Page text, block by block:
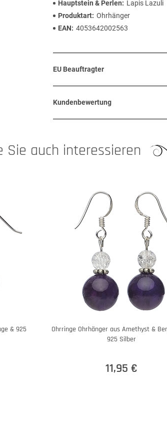
Hauptstein & Perlen
Lapis Lazuli
Produktart Ohrhänger
EAN
4053642002563
EU Beauftragter
Kundenbewertung
Sie auch interessieren
& 925
Ohrringe Ohrhänger aus Amethyst &
925 Silber
11,95 €